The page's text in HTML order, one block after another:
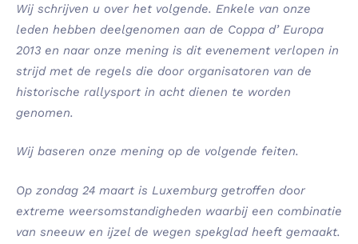
Wij schrijven u over het volgende. Enkele van onze
leden hebben deelgenomen aan de Coppa d’ Europa
2013 en naar onze mening is dit evenement verlopen in
strijd met de regels die door organisatoren van de
historische rallysport in acht dienen te worden
genomen.
Wij baseren onze mening op de volgende feiten.
Op zondag 24 maart is Luxemburg getroffen door
extreme weersomstandigheden waarbij een combinatie
van sneeuw en ijzel de wegen spekglad heeft gemaakt.